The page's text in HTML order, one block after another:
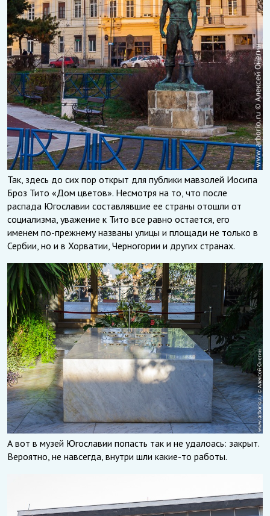
Так, здесь до сих пор открыт для публики мавзолей Иосипа
Броз Тито «Дом цветов». Несмотря на то, что после
распада Югославии составлявшие ее страны отошли от
социализма, уважение к Тито все равно остается, его
именем по-прежнему названы улицы и площади не только в
Сербии, но и в Хорватии, Черногории и других странах.
А вот в музей Югославии попасть так и не удалоась: закрыт.
Вероятно, не навсегда, внутри шли какие-то работы.